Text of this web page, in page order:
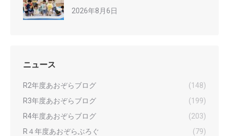
2026年8月6日
ニュース
R2年度あおぞらブログ
(148)
R3年度あおぞらブログ
(199)
R4年度あおぞらブログ
(203)
R４年度あおぞらぶろぐ
(79)